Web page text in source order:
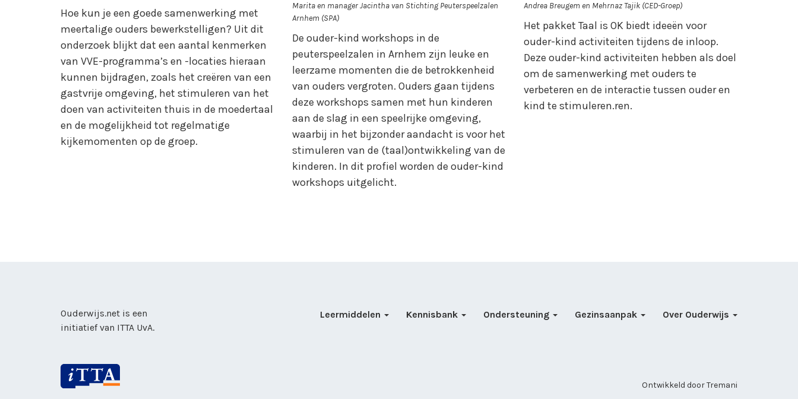
Hoe kun je een goede samenwerking met
meertalige ouders bewerkstelligen? Uit dit
onderzoek blijkt dat een aantal kenmerken
van VVE-programma’s en -locaties hieraan
kunnen bijdragen, zoals het creëren van een
gastvrije omgeving, het stimuleren van het
doen van activiteiten thuis in de moedertaal
en de mogelijkheid tot regelmatige
kijkemomenten op de groep.
Marita en manager Jacintha van Stichting Peuterspeelzalen
Arnhem (SPA)
De ouder-kind workshops in de
peuterspeelzalen in Arnhem zijn leuke en
leerzame momenten die de betrokkenheid
van ouders vergroten. Ouders gaan tijdens
deze workshops samen met hun kinderen
aan de slag in een speelrijke omgeving,
waarbij in het bijzonder aandacht is voor het
stimuleren van de (taal)ontwikkeling van de
kinderen. In dit profiel worden de ouder-kind
workshops uitgelicht.
Andrea Breugem en Mehrnaz Tajik (CED-Groep)
Het pakket Taal is OK biedt ideeën voor
ouder-kind activiteiten tijdens de inloop.
Deze ouder-kind activiteiten hebben als doel
om de samenwerking met ouders te
verbeteren en de interactie tussen ouder en
kind te stimuleren.ren.
Ouderwijs.net is een
initiatief van ITTA UvA.
Leermiddelen Kennisbank Ondersteuning Gezinsaanpak Over Ouderwijs
Ontwikkeld doorTremani